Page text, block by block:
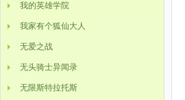
我的英雄学院
我家有个狐仙大人
无爱之战
无头骑士异闻录
无限斯特拉托斯